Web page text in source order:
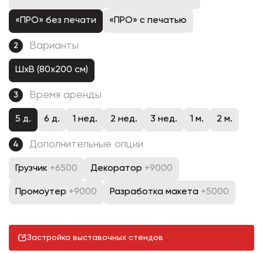
«ПРО» без печати «ПРО» с печатью
2 Варианты
ШхВ (80х200 см)
3 Время аренды
5 д. 6 д. 1 нед. 2 нед. 3 нед. 1 м. 2 м.
4 Дополнительные опции
Грузчик +6500 Декоратор +9000
Промоутер +9000 Разработка макета +5000
Застройка выставочных стендов